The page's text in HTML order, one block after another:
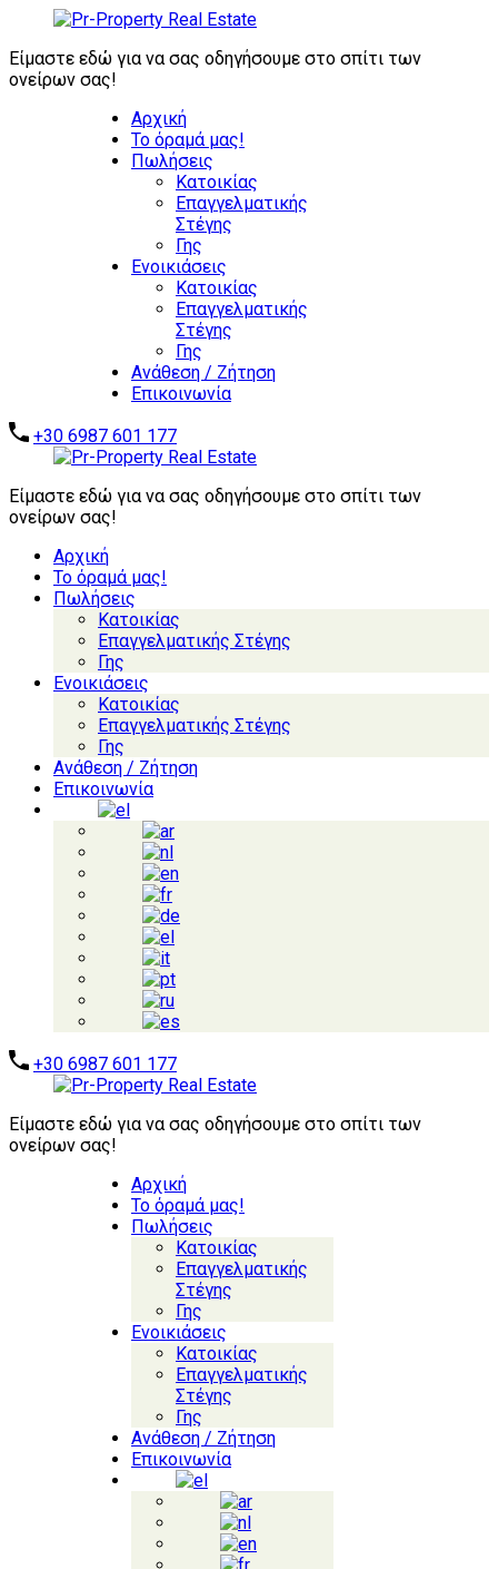
Είμαστε εδώ για να σας οδηγήσουμε στο σπίτι των
ονείρων σας!
Αρχική
Το όραμά μας!
Πωλήσεις
Κατοικίας
Επαγγελματικής
Στέγης
Γης
Ενοικιάσεις
Κατοικίας
Επαγγελματικής
Στέγης
Γης
Ανάθεση / Ζήτηση
Επικοινωνία
+30 6987 601 177
Είμαστε εδώ για να σας οδηγήσουμε στο σπίτι των
ονείρων σας!
Αρχική
Το όραμά μας!
Πωλήσεις
Κατοικίας
Επαγγελματικής Στέγης
Γης
Ενοικιάσεις
Κατοικίας
Επαγγελματικής Στέγης
Γης
Ανάθεση / Ζήτηση
Επικοινωνία
+30 6987 601 177
Είμαστε εδώ για να σας οδηγήσουμε στο σπίτι των
ονείρων σας!
Αρχική
Το όραμά μας!
Πωλήσεις
Κατοικίας
Επαγγελματικής
Στέγης
Γης
Ενοικιάσεις
Κατοικίας
Επαγγελματικής
Στέγης
Γης
Ανάθεση / Ζήτηση
Επικοινωνία
ΖΗΤΟΥΝΤΑΙ
ΑΜΕΣΑ:
ΕΠΕΝΔΥΤΙΚΑ
ΑΥΤΟΤΕΛΗ
ΑΞΙΟΛΟΓΑ
ΑΚΙΝΗΤΑ -
ΞΕΝΟΔΟΧΕΙΑ -
ΑΠΟΘΗΚΕΣ -
ΒΙΟΜΗΧΑΝΙΚΑ
Επικοινωνήστε μαζί μας